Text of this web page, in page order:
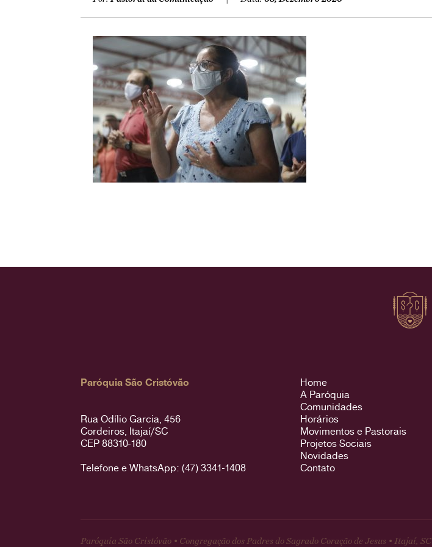
Paróquia São Cristóvão
Rua Odílio Garcia, 456
Cordeiros, Itajaí/SC
CEP 88310-180
Telefone e WhatsApp: (47) 3341-1408
Home
A Paróquia
Comunidades
Horários
Movimentos e Pastorais
Projetos Sociais
Novidades
Contato
Paróquia São Cristóvão • Congregação dos Padres do Sagrado Coração de Jesus • Itajaí, SC